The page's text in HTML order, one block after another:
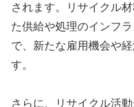
されます。リサイクル
た供給や処理のインフ
で、新たな雇用機会や
す。
さらに、リサイクル活